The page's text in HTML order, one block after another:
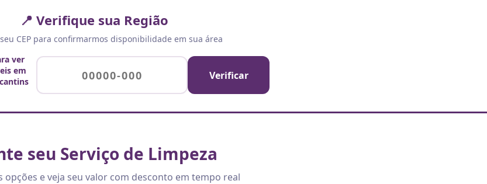
📍 Verifique sua Região
CEP para confirmarmos disponibilidade em sua área
ver
em
Verificar
seu Serviço de Limpeza
opções e veja seu valor com desconto em tempo real